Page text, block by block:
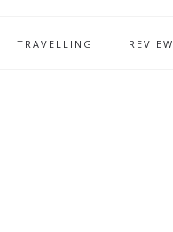
TRAVELLING REVIEW